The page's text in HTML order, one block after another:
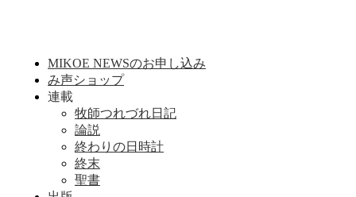
MIKOE NEWSのお申し込み
み声ショップ
連載
牧師つれづれ日記
論説
終わりの日時計
終末
聖書